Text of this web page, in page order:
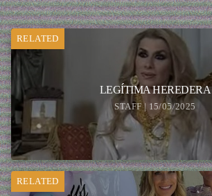
RELATED
LEGÍTIMA HEREDERA
STAFF | 15/05/2025
RELATED